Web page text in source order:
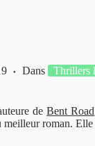
Dans Thrillers
deBent Road
roman.